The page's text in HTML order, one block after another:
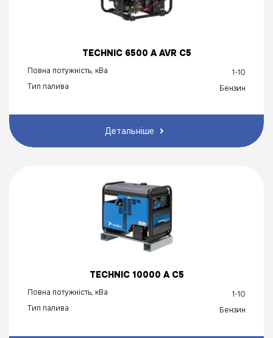
TECHNIC 6500 A AVR C5
Повна потужність, кВа
1-10
Тип палива
Бензин
Детальніше
TECHNIC 10000 A C5
Повна потужність, кВа
1-10
Тип палива
Бензин